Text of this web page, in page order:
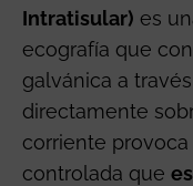
Intratisular) es
ecografía que
galvánica a
directamente
corriente
controlada que